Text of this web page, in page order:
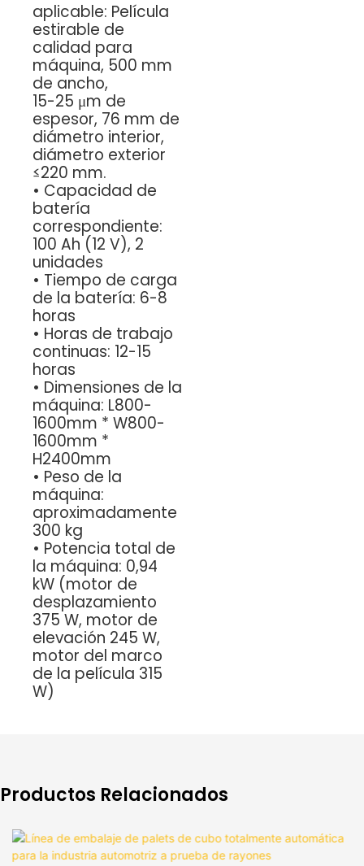
aplicable: Película
estirable de
calidad para
máquina, 500 mm
de ancho,
15-25 μm de
espesor, 76 mm de
diámetro interior,
diámetro exterior
≤220 mm.
• Capacidad de
batería
correspondiente:
100 Ah (12 V), 2
unidades
• Tiempo de carga
de la batería: 6-8
horas
• Horas de trabajo
continuas: 12-15
horas
• Dimensiones de la
máquina: L800-
1600mm * W800-
1600mm *
H2400mm
• Peso de la
máquina:
aproximadamente
300 kg
• Potencia total de
la máquina: 0,94
kW (motor de
desplazamiento
375 W, motor de
elevación 245 W,
motor del marco
de la película 315
W)
Productos Relacionados